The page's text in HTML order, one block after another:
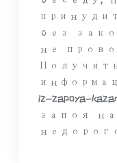
без
не
iz-zapoya-
запоя